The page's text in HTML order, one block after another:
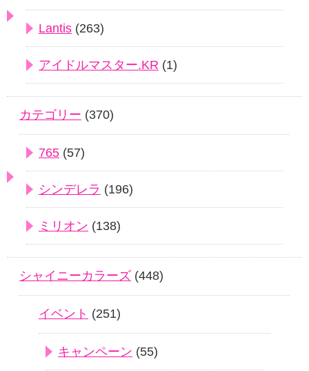
Lantis (263)
アイドルマスター.KR (1)
カテゴリー (370)
765 (57)
シンデレラ (196)
ミリオン (138)
シャイニーカラーズ (448)
イベント (251)
キャンペーン (55)